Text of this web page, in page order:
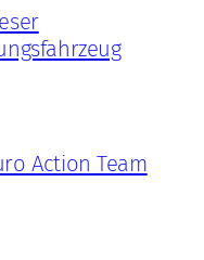
Action Team